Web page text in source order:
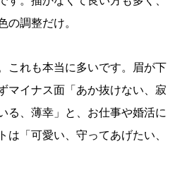
の調整だけ。
これも本当に多いです。眉が下
マイナス面「あか抜けない、寂
る、薄幸」と、お仕事や婚活に
は「可愛い、守ってあげたい、